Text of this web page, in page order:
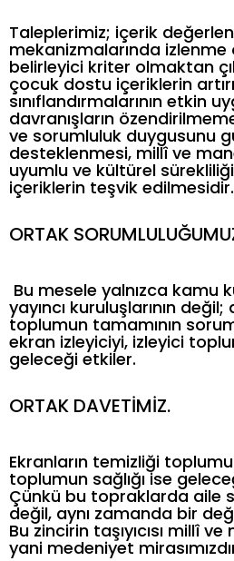
Taleplerimiz; içerik
mekanizmalarında izlenme
belirleyici kriter olmaktan
çocuk dostu içeriklerin
sınıflandırmalarının etkin
davranışların
ve sorumluluk duygusunu
desteklenmesi, millî ve
uyumlu ve kültürel
içeriklerin teşvik edilmesidir.
ORTAK
Bu mesele yalnızca kamu
yayıncı kuruluşlarının değil;
toplumun tamamının
ekran izleyiciyi, izleyici
geleceği etkiler.
ORTAK DAVETİMİZ.
Ekranların temizliği
toplumun sağlığı ise
Çünkü bu topraklarda aile
değil, aynı zamanda bir
Bu zincirin taşıyıcısı millî
yani medeniyet